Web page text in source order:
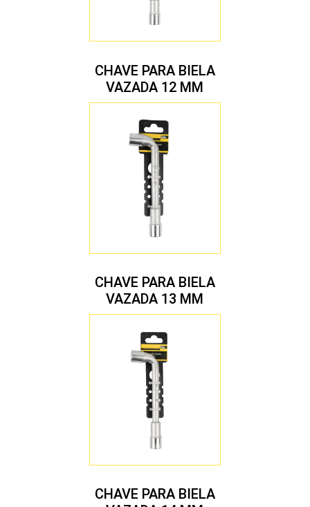
CHAVE PARA BIELA
VAZADA 12 MM
CHAVE PARA BIELA
VAZADA 13 MM
CHAVE PARA BIELA